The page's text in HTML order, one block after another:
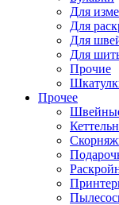
Для
Для
Для
Для
Прочие
Прочее